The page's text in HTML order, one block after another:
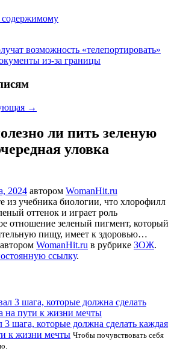
возможность «телепортировать»
из-за границы
→
ли пить зеленую
уловка
2024 автором WomanHit.ru
из учебника биологии, что хлорофилл
оттенок и играет роль
отношение зеленый пигмент, который
пищу, имеет к здоровью…
WomanHit.ru в рубрике ЗОЖ.
ссылку.
3 шага, которые должна сделать каждая
к жизни мечты Чтобы почувствовать себя